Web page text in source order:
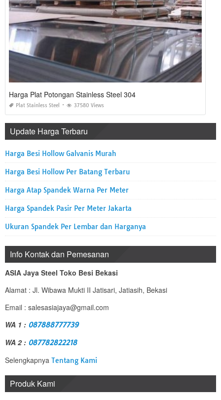
Harga Plat Potongan Stainless Steel 304
Plat Stainless Steel 37580 Views
Update Harga Terbaru
Harga Besi Hollow Galvanis Murah
Harga Besi Hollow Per Batang Terbaru
Harga Atap Spandek Warna Per Meter
Harga Spandek Pasir Per Meter Jakarta
Ukuran Spandek Per Lembar dan Harganya
Info Kontak dan Pemesanan
ASIA Jaya Steel Toko Besi Bekasi
Alamat : Jl. Wibawa Mukti II Jatisari, Jatiasih, Bekasi
Email : salesasiajaya@gmail.com
WA 1 : 087888777739
WA 2 : 087782822218
Selengkapnya Tentang Kami
Produk Kami